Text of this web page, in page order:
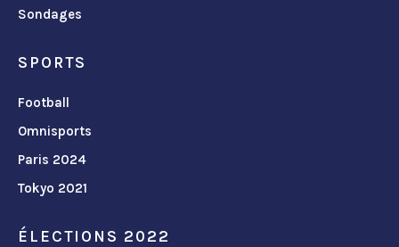
Sondages
SPORTS
Football
Omnisports
Paris 2024
Tokyo 2021
ÉLECTIONS 2022